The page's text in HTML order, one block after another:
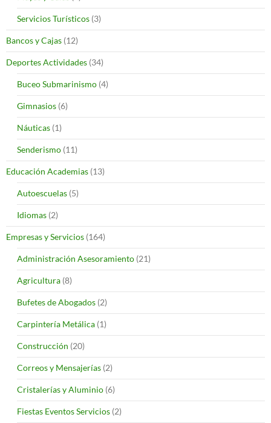
Servicios Turísticos (3)
Bancos y Cajas (12)
Deportes Actividades (34)
Buceo Submarinismo (4)
Gimnasios (6)
Náuticas (1)
Senderismo (11)
Educación Academias (13)
Autoescuelas (5)
Idiomas (2)
Empresas y Servicios (164)
Administración Asesoramiento (21)
Agricultura (8)
Bufetes de Abogados (2)
Carpintería Metálica (1)
Construcción (20)
Correos y Mensajerías (2)
Cristalerías y Aluminio (6)
Fiestas Eventos Servicios (2)